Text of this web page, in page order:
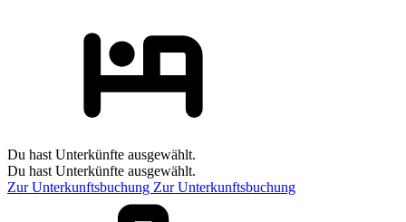
Du hast Unterkünfte ausgewählt.
Du hast Unterkünfte ausgewählt.
Zur Unterkunftsbuchung Zur Unterkunftsbuchung